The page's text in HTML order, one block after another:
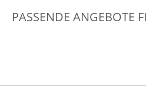
PASSENDE ANGEBOTE